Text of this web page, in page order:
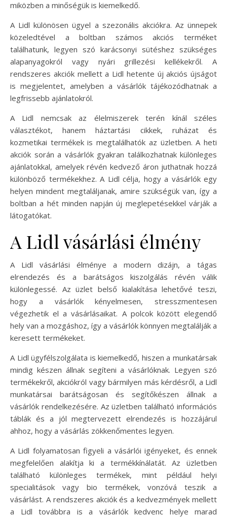
miközben a minőségük is kiemelkedő.
A Lidl különösen ügyel a szezonális akciókra. Az ünnepek
közeledtével a boltban számos akciós terméket
találhatunk, legyen szó karácsonyi sütéshez szükséges
alapanyagokról vagy nyári grillezési kellékekről. A
rendszeres akciók mellett a Lidl hetente új akciós újságot
is megjelentet, amelyben a vásárlók tájékozódhatnak a
legfrissebb ajánlatokról.
A Lidl nemcsak az élelmiszerek terén kínál széles
választékot, hanem háztartási cikkek, ruházat és
kozmetikai termékek is megtalálhatók az üzletben. A heti
akciók során a vásárlók gyakran találkozhatnak különleges
ajánlatokkal, amelyek révén kedvező áron juthatnak hozzá
különböző termékekhez. A Lidl célja, hogy a vásárlók egy
helyen mindent megtaláljanak, amire szükségük van, így a
boltban a hét minden napján új meglepetésekkel várják a
látogatókat.
A Lidl vásárlási élmény
A Lidl vásárlási élménye a modern dizájn, a tágas
elrendezés és a barátságos kiszolgálás révén válik
különlegessé. Az üzlet belső kialakítása lehetővé teszi,
hogy a vásárlók kényelmesen, stresszmentesen
végezhetik el a vásárlásaikat. A polcok között elegendő
hely van a mozgáshoz, így a vásárlók könnyen megtalálják a
keresett termékeket.
A Lidl ügyfélszolgálata is kiemelkedő, hiszen a munkatársak
mindig készen állnak segíteni a vásárlóknak. Legyen szó
termékekről, akciókról vagy bármilyen más kérdésről, a Lidl
munkatársai barátságosan és segítőkészen állnak a
vásárlók rendelkezésére. Az üzletben található információs
táblák és a jól megtervezett elrendezés is hozzájárul
ahhoz, hogy a vásárlás zökkenőmentes legyen.
A Lidl folyamatosan figyeli a vásárlói igényeket, és ennek
megfelelően alakítja ki a termékkínálatát. Az üzletben
található különleges termékek, mint például helyi
specialitások vagy bio termékek, vonzóvá teszik a
vásárlást. A rendszeres akciók és a kedvezmények mellett
a Lidl továbbra is a vásárlók kedvenc helye marad